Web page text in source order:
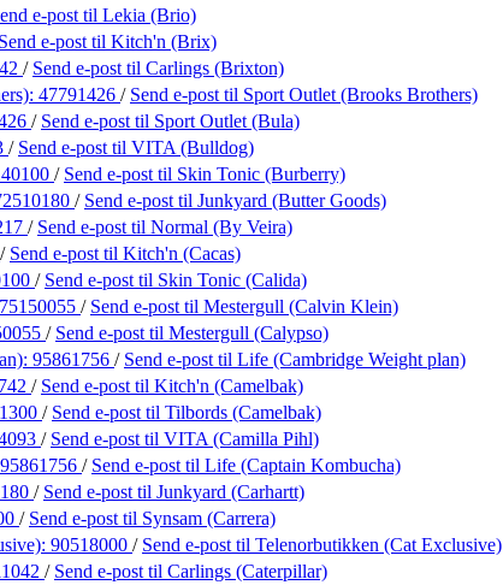
e-post til Lekia (Brio)
Send e-post til Kitch'n (Brix)
/ Send e-post til Carlings (Brixton)
47791426 / Send e-post til Sport Outlet (Brooks Brothers)
/ Send e-post til Sport Outlet (Bula)
/ Send e-post til VITA (Bulldog)
/ Send e-post til Skin Tonic (Burberry)
/ Send e-post til Junkyard (Butter Goods)
/ Send e-post til Normal (By Veira)
/ Send e-post til Kitch'n (Cacas)
/ Send e-post til Skin Tonic (Calida)
75150055 / Send e-post til Mestergull (Calvin Klein)
/ Send e-post til Mestergull (Calypso)
95861756 / Send e-post til Life (Cambridge Weight plan)
/ Send e-post til Kitch'n (Camelbak)
/ Send e-post til Tilbords (Camelbak)
/ Send e-post til VITA (Camilla Pihl)
95861756 / Send e-post til Life (Captain Kombucha)
/ Send e-post til Junkyard (Carhartt)
/ Send e-post til Synsam (Carrera)
90518000 / Send e-post til Telenorbutikken (Cat Exclusive)
/ Send e-post til Carlings (Caterpillar)